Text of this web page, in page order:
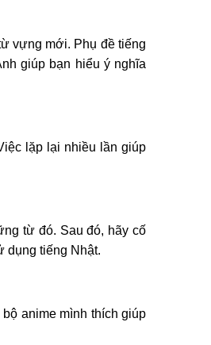
vựng mới. Phụ đề tiếng
giúp bạn hiểu ý nghĩa
lặp lại nhiều lần giúp
từ đó. Sau đó, hãy cố
dụng tiếng Nhật.
anime mình thích giúp